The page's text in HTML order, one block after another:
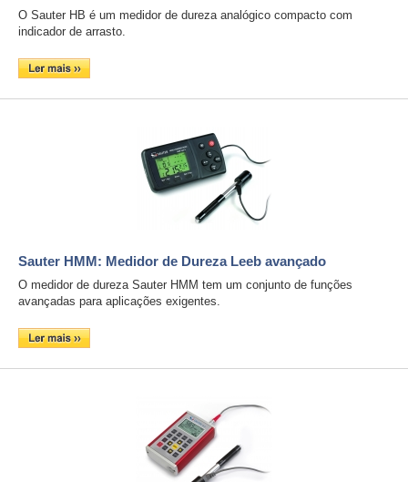
O Sauter HB é um medidor de dureza analógico compacto com
indicador de arrasto.
Sauter HMM: Medidor de Dureza Leeb avançado
O medidor de dureza Sauter HMM tem um conjunto de funções
avançadas para aplicações exigentes.